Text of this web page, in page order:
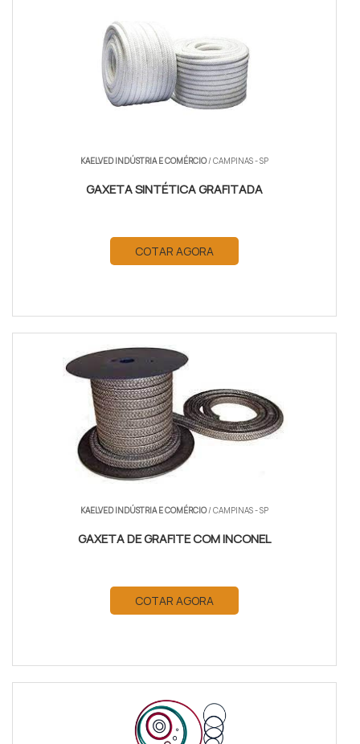
KAELVED INDÚSTRIA E COMÉRCIO/ CAMPINAS - SP
GAXETA SINTÉTICA GRAFITADA
COTAR AGORA
KAELVED INDÚSTRIA E COMÉRCIO/ CAMPINAS - SP
GAXETA DE GRAFITE COM INCONEL
COTAR AGORA